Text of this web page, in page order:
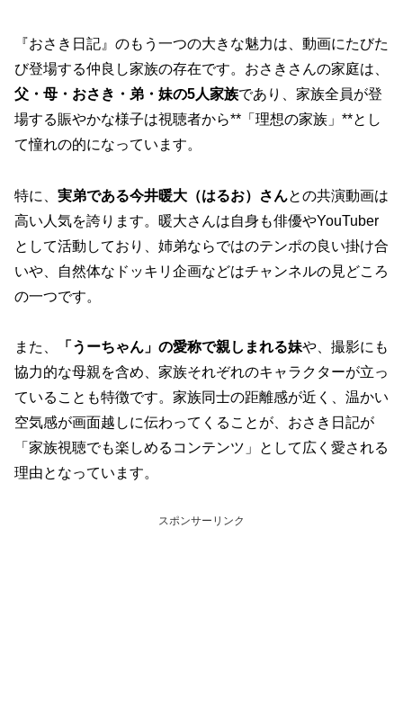
『おさき日記』のもう一つの大きな魅力は、動画にたびた
び登場する仲良し家族の存在です。おさきさんの家庭は、
父・母・おさき・弟・妹の5人家族であり、家族全員が登
場する賑やかな様子は視聴者から**「理想の家族」**とし
て憧れの的になっています。
特に、 実弟である今井暖大（はるお）さんとの共演動画は
高い人気を誇ります。暖大さんは自身も俳優やYouTuber
として活動しており、姉弟ならではのテンポの良い掛け合
いや、自然体なドッキリ企画などはチャンネルの見どころ
の一つです。
また、 「うーちゃん」の愛称で親しまれる妹や、撮影にも
協力的な母親を含め、家族それぞれのキャラクターが立っ
ていることも特徴です。家族同士の距離感が近く、温かい
空気感が画面越しに伝わってくることが、おさき日記が
「家族視聴でも楽しめるコンテンツ」として広く愛される
理由となっています。
スポンサーリンク